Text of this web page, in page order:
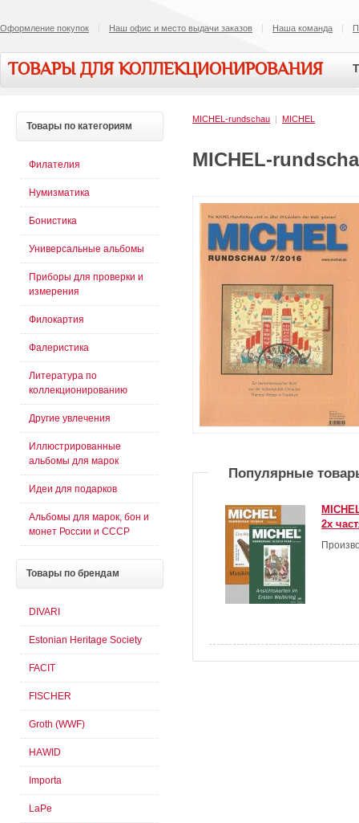
Оформление покупок Наш офис и место выдачи заказов Наша команда
ТОВАРЫ ДЛЯ КОЛЛЕКЦИОНИРОВАНИЯ
MICHEL-rundschau | MICHEL
MICHEL-
Популярные
2х
Товары по категориям
Филателия
Нумизматика
Бонистика
Универсальные альбомы
Приборы для проверки и
измерения
Филокартия
Фалеристика
Литература по
коллекционированию
Другие увлечения
Иллюстрированные
альбомы для марок
Идеи для подарков
Альбомы для марок, бон и
монет России и СССР
Товары по брендам
DIVARI
Estonian Heritage Society
FACIT
FISCHER
Groth (WWF)
HAWID
Importa
LaPe